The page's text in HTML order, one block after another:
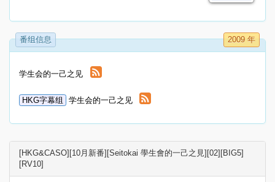
番组信息 2009 年
学生会的一己之见
HKG字幕组 学生会的一己之见
[HKG&CASO][10月新番][Seitokai 學生會的一己之見][02][BIG5]
[RV10]